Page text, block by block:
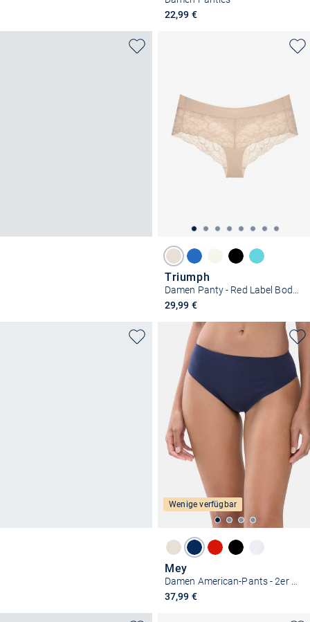
22,99 €
Triumph
Damen Panty - Red Label Body Make-Up Illusion Lace
29,99 €
Wenige verfügbar
Mey
Damen American-Pants - 2er Pack Natural Second Me
37,99 €